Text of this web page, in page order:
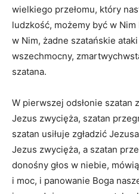
wielkiego przełomu, który
ludzkość, możemy być w
w Nim, żadne szatańskie
wszechmocny,
szatana.
W pierwszej odsłonie szatan
Jezus zwycięża, szatan
szatan usiłuje zgładzić
Jezus zwycięża, a szatan
donośny głos w niebie,
i moc, i panowanie Boga